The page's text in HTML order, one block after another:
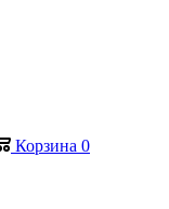
Корзина 0